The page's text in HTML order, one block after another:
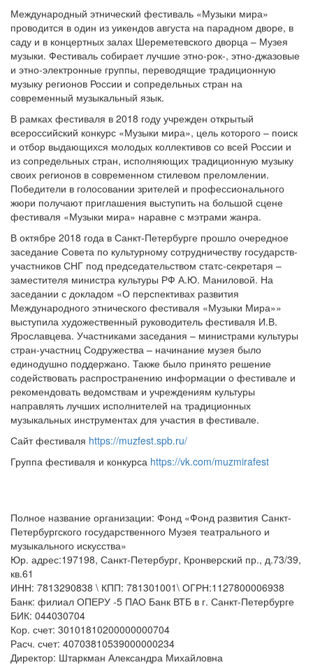
Международный этнический фестиваль «Музыки мира»
проводится в один из уикендов августа на парадном дворе, в
саду и в концертных залах Шереметевского дворца – Музея
музыки. Фестиваль собирает лучшие этно-рок-, этно-джазовые
и этно-электронные группы, переводящие традиционную
музыку регионов России и сопредельных стран на
современный музыкальный язык.
В рамках фестиваля в 2018 году учрежден открытый
всероссийский конкурс «Музыки мира», цель которого – поиск
и отбор выдающихся молодых коллективов со всей России и
из сопредельных стран, исполняющих традиционную музыку
своих регионов в современном стилевом преломлении.
Победители в голосовании зрителей и профессионального
жюри получают приглашения выступить на большой сцене
фестиваля «Музыки мира» наравне с мэтрами жанра.
В октябре 2018 года в Санкт-Петербурге прошло очередное
заседание Совета по культурному сотрудничеству государств-
участников СНГ под председательством статс-секретаря –
заместителя министра культуры РФ А.Ю. Маниловой. На
заседании с докладом «О перспективах развития
Международного этнического фестиваля «Музыки Мира»»
выступила художественный руководитель фестиваля И.В.
Ярославцева. Участниками заседания – министрами культуры
стран-участниц Содружества – начинание музея было
единодушно поддержано. Также было принято решение
содействовать распространению информации о фестивале и
рекомендовать ведомствам и учреждениям культуры
направлять лучших исполнителей на традиционных
музыкальных инструментах для участия в фестивале.
Сайт фестиваля https://muzfest.spb.ru/
Группа фестиваля и конкурса https://vk.com/muzmirafest
Полное название организации: Фонд «Фонд развития Санкт-
Петербургского государственного Музея театрального и
музыкального искусства»
Юр. адрес:197198, Санкт-Петербург, Кронверский пр., д.73/39,
кв.61
ИНН: 7813290838 \ КПП: 781301001\ ОГРН:1127800006938
Банк: филиал ОПЕРУ -5 ПАО Банк ВТБ в г. Санкт-Петербурге
БИК: 044030704
Кор. счет: 30101810200000000704
Расч. счет: 40703810539000000234
Директор: Штаркман Александра Михайловна